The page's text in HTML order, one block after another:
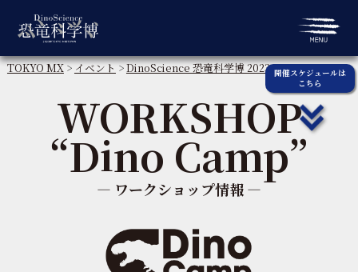
開催スケジュールは
こちら
TOKYO MX>イベント>DinoScience 恐竜科学博 2023@TOKYO
WORKSHOP
“Dino Camp”
― ワークショップ情報 ―